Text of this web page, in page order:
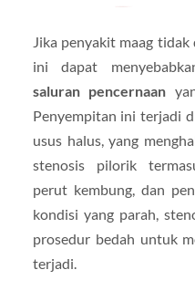
Jika penyakit maag
ini dapat
saluran pencernaan
Penyempitan ini terjadi
usus halus, yang
stenosis pilorik
perut kembung, dan
kondisi yang parah,
prosedur bedah untuk
terjadi.